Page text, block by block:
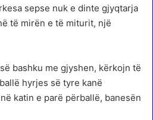
sepse nuk e dinte gjyqtarja
të mirën e të miturit, një
bashku me gjyshen, kërkojn të
hyrjes së tyre kanë
katin e parë përballë, banesën